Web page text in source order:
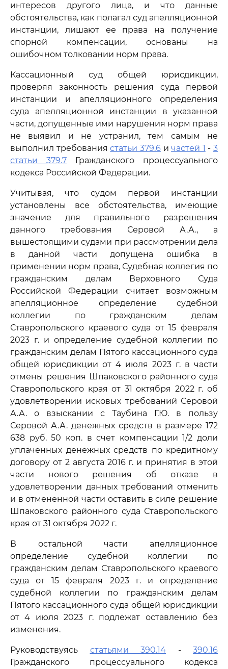
интересов другого лица, и что данные
обстоятельства, как полагал суд апелляционной
инстанции, лишают ее права на получение
спорной компенсации, основаны на
ошибочном толковании норм права.
Кассационный суд общей юрисдикции,
проверяя законность решения суда первой
инстанции и апелляционного определения
суда апелляционной инстанции в указанной
части, допущенные ими нарушения норм права
не выявил и не устранил, тем самым не
выполнил требованиястатьи 379.6ичастей 1 - 3
статьи 379.7 Гражданского процессуального
кодекса Российской Федерации.
Учитывая, что судом первой инстанции
установлены все обстоятельства, имеющие
значение для правильного разрешения
данного требования Серовой А.А., а
вышестоящими судами при рассмотрении дела
в данной части допущена ошибка в
применении норм права, Судебная коллегия по
гражданским делам Верховного Суда
Российской Федерации считает возможным
апелляционное определение судебной
коллегии по гражданским делам
Ставропольского краевого суда от 15 февраля
2023 г. и определение судебной коллегии по
гражданским делам Пятого кассационного суда
общей юрисдикции от 4 июля 2023 г. в части
отмены решения Шпаковского районного суда
Ставропольского края от 31 октября 2022 г. об
удовлетворении исковых требований Серовой
А.А. о взыскании с Таубина Г.Ю. в пользу
Серовой А.А. денежных средств в размере 172
638 руб. 50 коп. в счет компенсации 1/2 доли
уплаченных денежных средств по кредитному
договору от 2 августа 2016 г. и принятия в этой
части нового решения об отказе в
удовлетворении данных требований отменить
и в отмененной части оставить в силе решение
Шпаковского районного суда Ставропольского
края от 31 октября 2022 г.
В остальной части апелляционное
определение судебной коллегии по
гражданским делам Ставропольского краевого
суда от 15 февраля 2023 г. и определение
судебной коллегии по гражданским делам
Пятого кассационного суда общей юрисдикции
от 4 июля 2023 г. подлежат оставлению без
изменения.
Руководствуясь статьями 390.14 - 390.16
Гражданского процессуального кодекса